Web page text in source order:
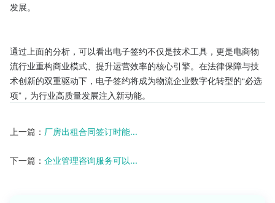
发展。
通过上面的分析，可以看出电子签约不仅是技术工具，更是电商物
流行业重构商业模式、提升运营效率的核心引擎。在法律保障与技
术创新的双重驱动下，电子签约将成为物流企业数字化转型的“必选
项”，为行业高质量发展注入新动能。
上一篇： 厂房出租合同签订时能...
下一篇： 企业管理咨询服务可以...